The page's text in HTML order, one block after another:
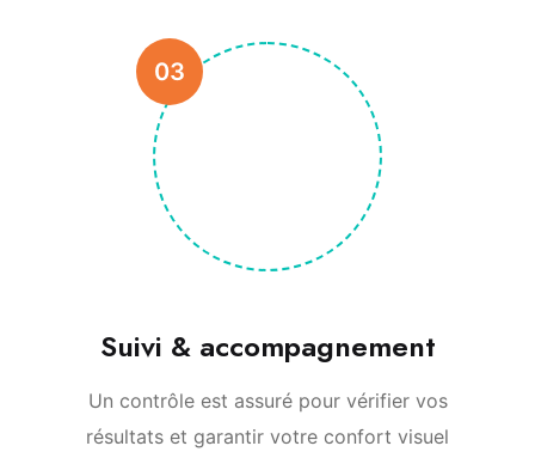
03
Suivi & accompagnement
Un contrôle est assuré pour vérifier vos
résultats et garantir votre confort visuel